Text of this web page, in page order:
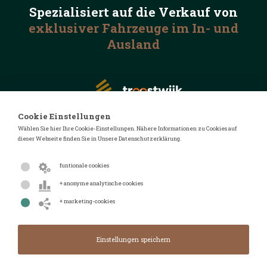
Spezialisiert auf die Verkauf von
exklusiver Fahrzeuge im In- und
Ausland
© 2026 Automotive Auctions
Cookie Einstellungen
Wählen Sie hier Ihre Cookie-Einstellungen. Nähere Informationen zu Cookies auf
dieser Webseite finden Sie in Unsere Datenschutzerklärung.
funtionale cookies
+ anonyme analytische cookies
+ marketing-cookies